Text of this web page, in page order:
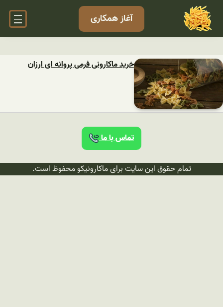
آغاز همکاری
خرید ماکارونی فرمی پروانه ای ارزان
تماس با ما
تمام حقوق این سایت برای ماکارونیکو محفوظ است.